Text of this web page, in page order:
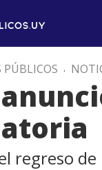
PÚBLICOS .
regreso